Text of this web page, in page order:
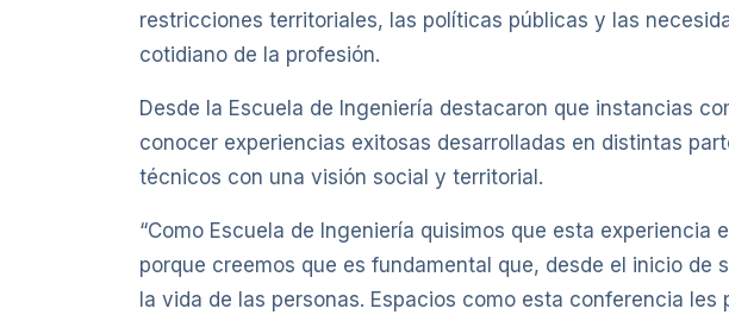
restricciones territoriales, las políticas públicas y las
cotidiano de la profesión.
Desde la Escuela de Ingeniería destacaron que instancias
conocer experiencias exitosas desarrolladas en distintas
técnicos con una visión social y territorial.
“Como Escuela de Ingeniería quisimos que esta
porque creemos que es fundamental que, desde el inicio
la vida de las personas. Espacios como esta conferencia